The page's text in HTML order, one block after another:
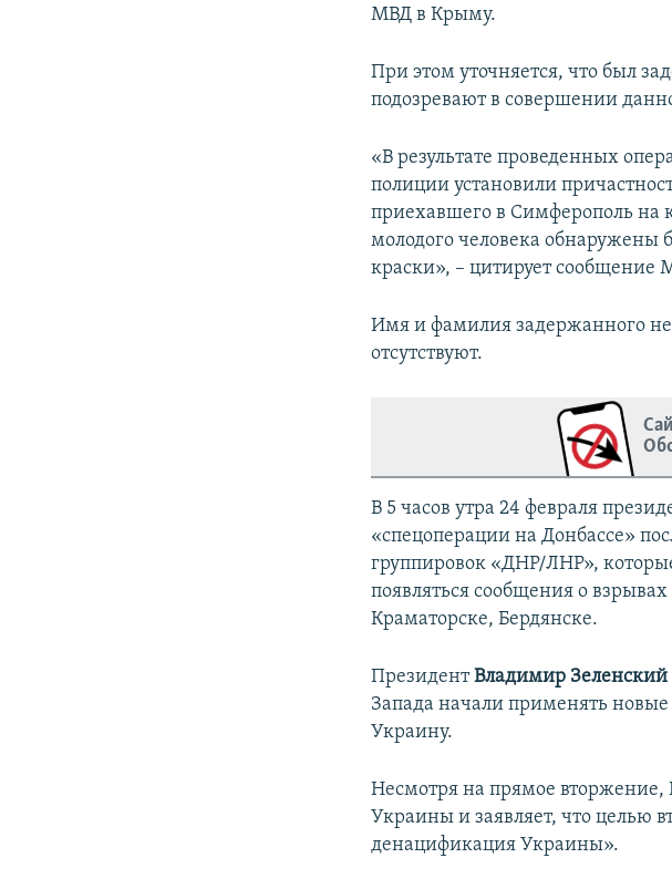
МВД в Крыму.
При этом уточняется, что был
подозревают в совершении
«В результате проведенных
полиции установили
приехавшего в Симферополь на
молодого человека обнаружены
краски», – цитирует сообщение
Имя и фамилия задержанного
отсутствуют.
В 5 часов утра 24 февраля
«спецоперации на Донбассе»
группировок «ДНР/ЛНР»,
появляться сообщения о
Краматорске, Бердянске.
ПрезидентВладимир Зеленский
Запада начали применять
Украину.
Несмотря на прямое
Украины и заявляет, что целью
денацификация Украины».